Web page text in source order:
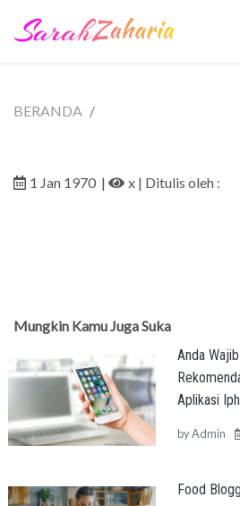
BERANDA
1 Jan 1970 | x | Ditulis oleh :
Mungkin Kamu Juga Suka
Anda
Aplikasi
byAdmin
Food